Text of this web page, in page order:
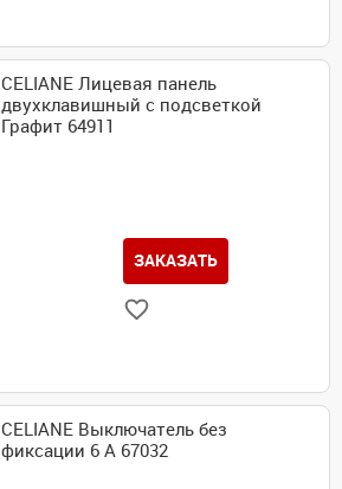
CELIANE Лицевая панель
двухклавишный с подсветкой
Графит 64911
ЗАКАЗАТЬ
CELIANE Выключатель без
фиксации 6 А 67032